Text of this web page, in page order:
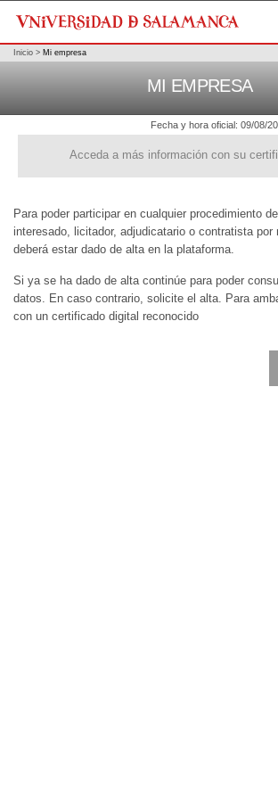
Fecha y hora oficial: 09/08/
Acceda a más información con su
Inicio > Mi empresa
MI EMPRESA
Para poder participar en cualquier procedimiento
interesado, licitador, adjudicatario o contratista
deberá estar dado de alta en la plataforma.
Si ya se ha dado de alta continúe para poder
datos. En caso contrario, solicite el alta. Para
con un certificado digital reconocido